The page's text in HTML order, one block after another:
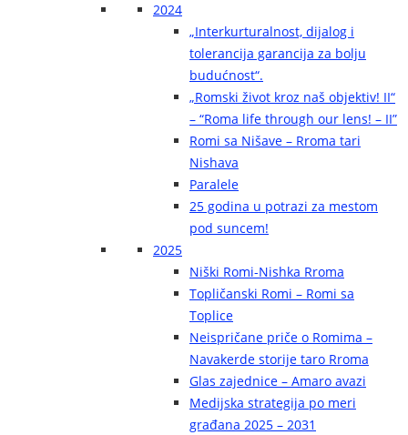
2024
„Interkurturalnost, dijalog i
tolerancija garancija za bolju
budućnost“.
„Romski život kroz naš objektiv! II“
– “Roma life through our lens! – II”
Romi sa Nišave – Rroma tari
Nishava
Paralele
25 godina u potrazi za mestom
pod suncem!
2025
Niški Romi-Nishka Rroma
Topličanski Romi – Romi sa
Toplice
Neispričane priče o Romima –
Navakerde storije taro Rroma
Glas zajednice – Amaro avazi
Medijska strategija po meri
građana 2025 – 2031